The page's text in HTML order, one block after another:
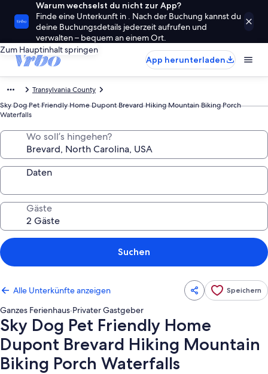
Warum wechselst du nicht zur App?
Finde eine Unterkunft in . Nach der Buchung kannst du
deine Buchungsdetails jederzeit aufrufen und
verwalten – bequem an einem Ort.
Zum Hauptinhalt springen
App herunterladen
Transylvania County
Sky Dog Pet Friendly Home Dupont Brevard Hiking Mountain Biking Porch
Waterfalls
Wo soll’s hingehen?
Daten
Gäste
Suchen
Alle Unterkünfte anzeigen Speichern
Ganzes Ferienhaus·Privater Gastgeber
Sky Dog Pet Friendly Home
Dupont Brevard Hiking Mountain
Biking Porch Waterfalls